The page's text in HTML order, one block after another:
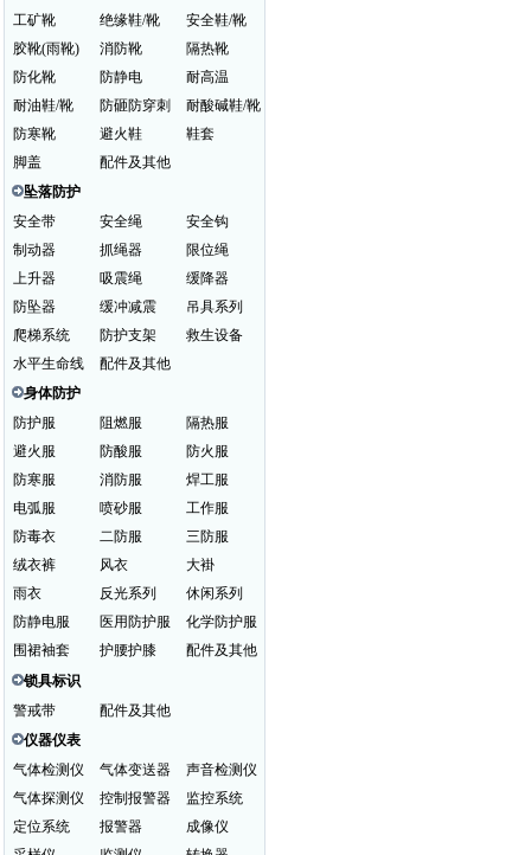
工矿靴
绝缘鞋/靴
安全鞋/靴
胶靴(雨靴)
消防靴
隔热靴
防化靴
防静电
耐高温
耐油鞋/靴
防砸防穿刺
耐酸碱鞋/靴
防寒靴
避火鞋
鞋套
脚盖
配件及其他
坠落防护
安全带
安全绳
安全钩
制动器
抓绳器
限位绳
上升器
吸震绳
缓降器
防坠器
缓冲减震
吊具系列
爬梯系统
防护支架
救生设备
水平生命线
配件及其他
身体防护
防护服
阻燃服
隔热服
避火服
防酸服
防火服
防寒服
消防服
焊工服
电弧服
喷砂服
工作服
防毒衣
二防服
三防服
绒衣裤
风衣
大褂
雨衣
反光系列
休闲系列
防静电服
医用防护服
化学防护服
围裙袖套
护腰护膝
配件及其他
锁具标识
警戒带
配件及其他
仪器仪表
气体检测仪
气体变送器
声音检测仪
气体探测仪
控制报警器
监控系统
定位系统
报警器
成像仪